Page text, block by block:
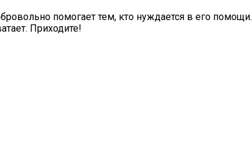
помогает тем, кто нуждается в его помощи.
Приходите!